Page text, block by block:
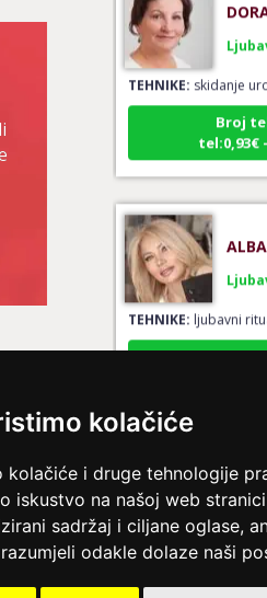
kolačiće
kolačiće i druge tehnologije
iskustvo na našoj web
sadržaj i ciljane oglase,
odakle dolaze naši
TEHNIKE:skidanje
Broj
tel:0,93€
TEHNIKE:ljubavni
Broj
TEHNIKE:ljubav, brak,